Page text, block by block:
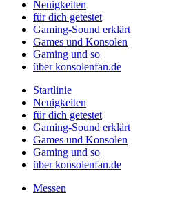
Neuigkeiten
für dich getestet
Gaming-Sound erklärt
Games und Konsolen
Gaming und so
über konsolenfan.de
Startlinie
Neuigkeiten
für dich getestet
Gaming-Sound erklärt
Games und Konsolen
Gaming und so
über konsolenfan.de
Messen